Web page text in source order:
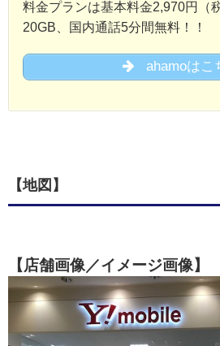
料金プランは基本料金2,970円（
20GB、国内通話5分間無料！！
ahamoはこ
【地図】
【店舗画像／イメージ画像】